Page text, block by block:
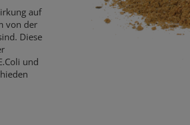
auf
von der
Diese
und